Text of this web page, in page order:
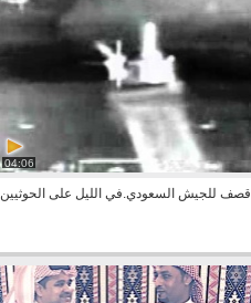
04:06
قصف للجيش السعودي.في الليل على الحوثيين